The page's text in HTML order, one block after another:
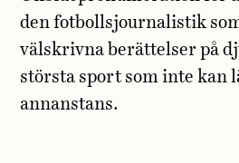
den fotbollsjournalistik
välskrivna berättelser på
största sport som inte kan
annanstans.